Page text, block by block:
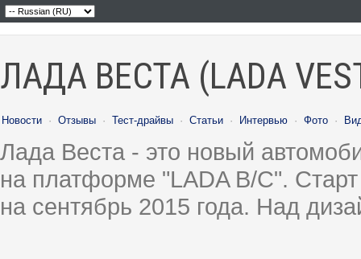
ЛАДА ВЕСТА (LADA
Новости · Отзывы · Тест-драйвы · Статьи · Интервью · Фото ·
Лада Веста - это новый
на платформе "LADA B/C".
на сентябрь 2015 года. Над